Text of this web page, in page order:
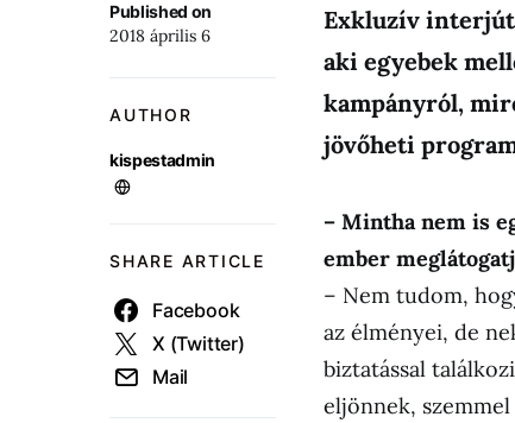
Published on
2018 április 6
AUTHOR
kispestadmin
SHARE ARTICLE
Facebook
X (Twitter)
Mail
Exkluzív
aki egyebek
kampányról,
jövőheti
– Mintha nem is
ember
– Nem tudom,
az élményei, de
biztatással
eljönnek,